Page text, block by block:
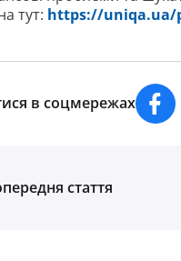
тут: https://
в соцмережах
стаття